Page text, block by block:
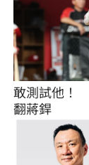
敢測試他！
翻蔣銲